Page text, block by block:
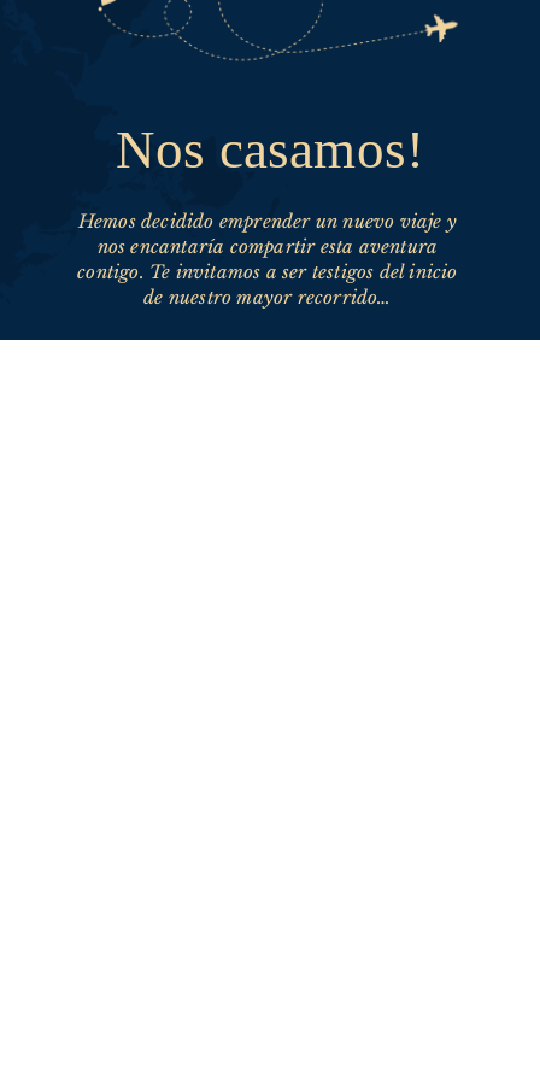
Nos casamos!
Hemos decidido emprender un nuevo viaje y
nos encantaría compartir esta aventura
contigo. Te invitamos a ser testigos del inicio
de nuestro mayor recorrido…